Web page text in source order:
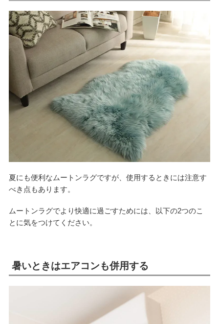
夏にも便利なムートンラグですが、使用するときには注意す
べき点もあります。
ムートンラグでより快適に過ごすためには、以下の2つのこ
とに気をつけてください。
暑いときはエアコンも併用する